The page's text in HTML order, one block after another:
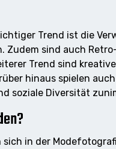
Trend ist die
Zudem sind auch
Trend sind
hinaus spielen
soziale Diversität
in der